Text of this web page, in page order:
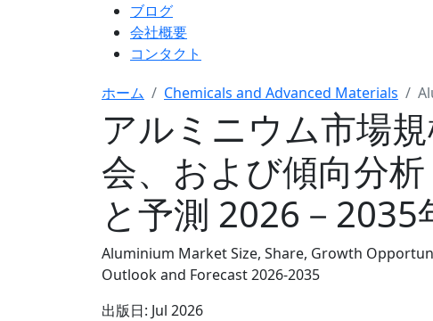
ブログ
会社概要
コンタクト
ホーム Chemicals and Advanced Materials
アルミニウム市場
会、および傾向分
と予測 2026－2035
Aluminium Market Size, Share, Growth
Outlook and Forecast 2026-2035
出版日: Jul 2026